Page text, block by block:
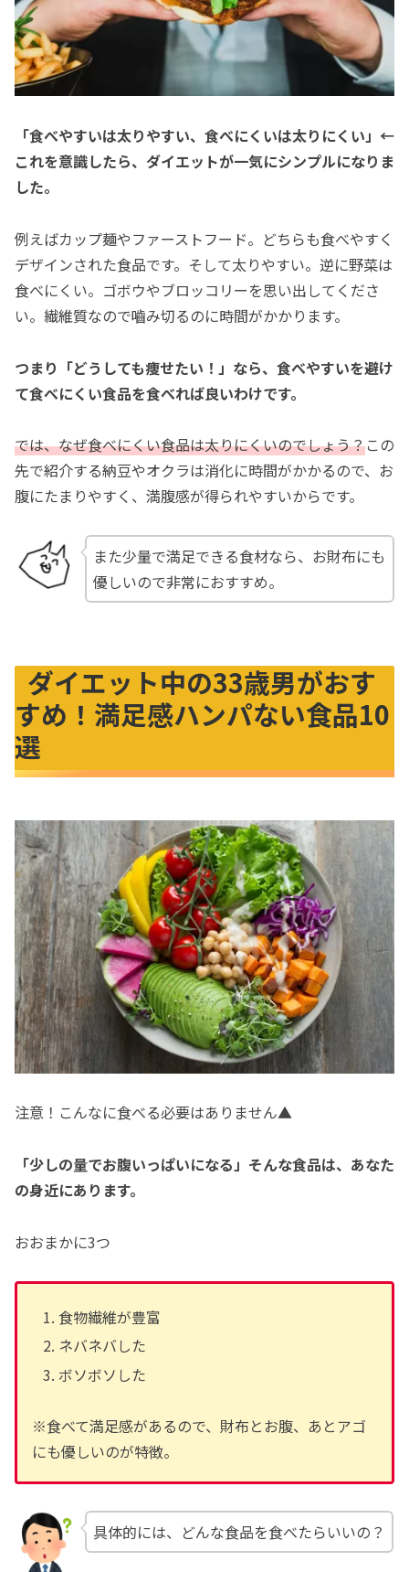
「食べやすいは太りやすい、食べにくいは太りにくい」←
これを意識したら、ダイエットが一気にシンプルになりま
した。
例えばカップ麺やファーストフード。どちらも食べやすく
デザインされた食品です。そして太りやすい。逆に野菜は
食べにくい。ゴボウやブロッコリーを思い出してくださ
い。繊維質なので嚙み切るのに時間がかかります。
つまり「どうしても痩せたい！」なら、食べやすいを避け
て食べにくい食品を食べれば良いわけです。
では、なぜ食べにくい食品は太りにくいのでしょう？この
先で紹介する納豆やオクラは消化に時間がかかるので、お
腹にたまりやすく、満腹感が得られやすいからです。
また少量で満足できる食材なら、お財布にも
優しいので非常におすすめ。
ダイエット中の33歳男がおす
すめ！満足感ハンパない食品10
選
注意！こんなに食べる必要はありません▲
「少しの量でお腹いっぱいになる」そんな食品は、あなた
の身近にあります。
おおまかに3つ
食物繊維が豊富
ネバネバした
ボソボソした
※食べて満足感があるので、財布とお腹、あとアゴ
にも優しいのが特徴。
具体的には、どんな食品を食べたらいいの？